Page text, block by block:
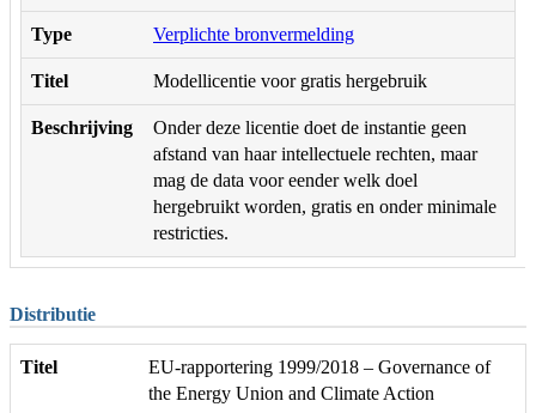
Type Verplichte bronvermelding
Titel Modellicentie voor gratis hergebruik
Beschrijving
Onder deze licentie doet de instantie geen
afstand van haar intellectuele rechten, maar
mag de data voor eender welk doel
hergebruikt worden, gratis en onder minimale
restricties.
Distributie
Titel
EU-rapportering 1999/2018 – Governance of
the Energy Union and Climate Action